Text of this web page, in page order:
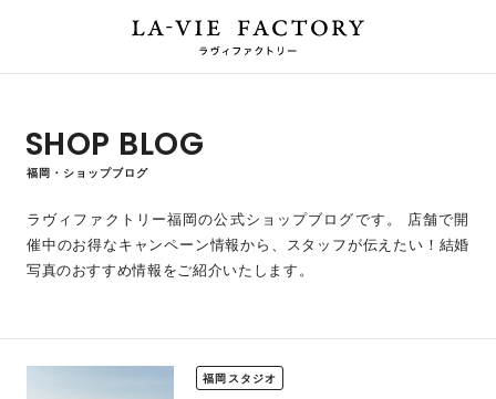
SHOP BLOG
福岡・ショップブログ
ラヴィファクトリー福岡の公式ショップブログです。
店舗で開
催中のお得なキャンペーン情報から、スタッフが伝えたい！結婚
写真のおすすめ情報をご紹介いたします。
福岡スタジオ